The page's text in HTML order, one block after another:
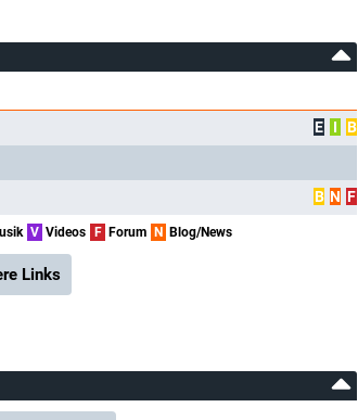
E I
B
B N F
V Videos F Forum N Blog/News
Links